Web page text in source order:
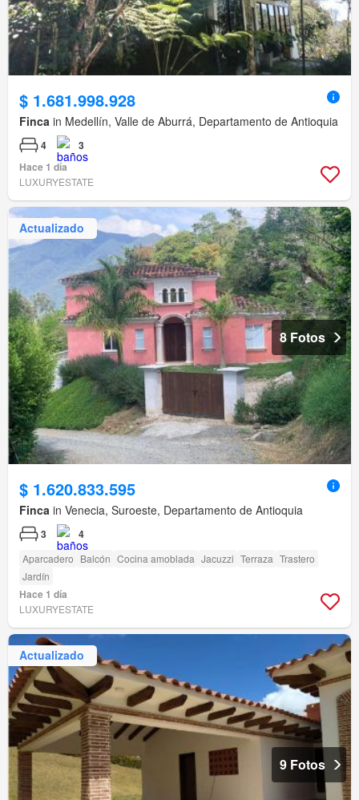
$ 1.681.998.928
Finca in Medellín, Valle de Aburrá, Departamento de Antioquia
4
3
Hace 1 día
LUXURYESTATE
Actualizado
8 Fotos
$ 1.620.833.595
Finca in Venecia, Suroeste, Departamento de Antioquia
3 4
Aparcadero Balcón Cocina amoblada Jacuzzi Terraza Trastero
Jardín
Hace 1 día
LUXURYESTATE
Actualizado
9 Fotos